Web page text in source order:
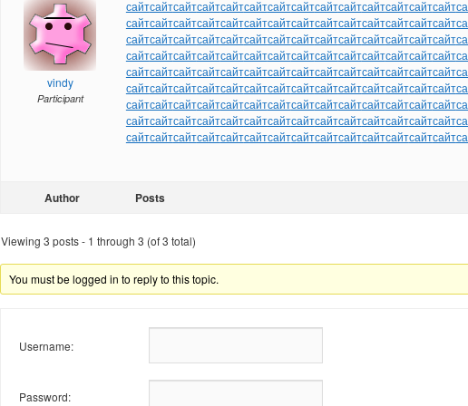
vindy
Participant
сайтсайтсайтсайтсайтсайтсайтсайтсайтсайтсайтсайтсайтсайт
сайтсайтсайтсайтсайтсайтсайтсайтсайтсайтсайтсайтсайтсайт
сайтсайтсайтсайтсайтсайтсайтсайтсайтсайтсайтсайтсайтсайт
сайтсайтсайтсайтсайтсайтсайтсайтсайтсайтсайтсайтсайтсайт
сайтсайтсайтсайтсайтсайтсайтсайтсайтсайтсайтсайтсайтсайт
сайтсайтсайтсайтсайтсайтсайтсайтсайтсайтсайтсайтсайтсайт
сайтсайтсайтсайтсайтсайтсайтсайтсайтсайтсайтсайтсайтсайт
сайтсайтсайтсайтсайтсайтсайтсайтсайтсайтсайтсайтсайтсайт
сайтсайтсайтсайтсайтсайтсайтсайтсайтсайтсайтсайтсайтсайт
Author Posts
Viewing 3 posts - 1 through 3 (of 3 total)
You must be logged in to reply to this topic.
Username:
Password: